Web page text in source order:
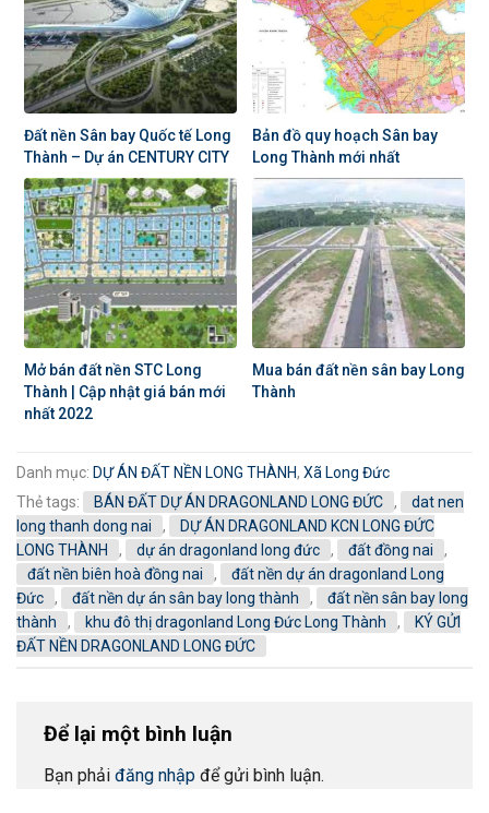
Đất nền Sân bay Quốc tế Long
Thành – Dự án CENTURY CITY
Bản đồ quy hoạch Sân bay
Long Thành mới nhất
Mở bán đất nền STC Long
Thành | Cập nhật giá bán mới
nhất 2022
Mua bán đất nền sân bay Long
Thành
Danh mục: DỰ ÁN ĐẤT NỀN LONG THÀNH, Xã Long Đức
Thẻ tags:
BÁN ĐẤT DỰ ÁN DRAGONLAND LONG ĐỨC ,
dat nen
long thanh dong nai
,
DỰ ÁN DRAGONLAND KCN LONG ĐỨC
LONG THÀNH
, dự án dragonland long đức , đất đồng nai
,
đất nền biên hoà đồng nai
,
đất nền dự án dragonland Long
Đức
, đất nền dự án sân bay long thành ,
đất nền sân bay long
thành
, khu đô thị dragonland Long Đức Long Thành ,
KÝ GỬI
ĐẤT NỀN DRAGONLAND LONG ĐỨC
Để lại một bình luận
Bạn phải đăng nhập để gửi bình luận.